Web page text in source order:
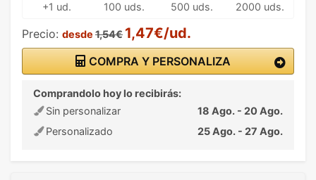
+1 ud. 100 uds. 500 uds. 2000 uds.
Precio: desde 1,54€ 1,47€/ud.
COMPRA Y PERSONALIZA
Comprandolo hoy lo recibirás:
Sin personalizar
18 Ago. - 20 Ago.
Personalizado
25 Ago. - 27 Ago.